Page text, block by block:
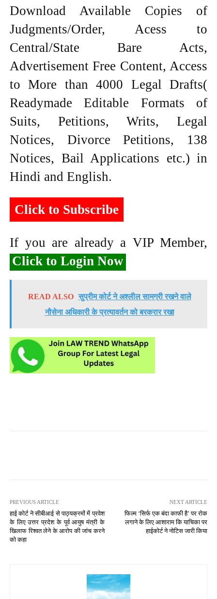
Download Available Copies of
Judgments/Order, Acess to
Central/State Bare Acts,
Advertisement Free Content, Access
to More than 4000 Legal Drafts(
Readymade Editable Formats of
Suits, Petitions, Writs, Legal
Notices, Divorce Petitions, 138
Notices, Bail Applications etc.) in
Hindi and English.
Click to Subscribe
If you are already a VIP Member,
Click to Login Now
READ ALSO सुप्रीम कोर्ट ने अश्लील सामग्री रखने वाले
नौसेना अधिकारी के प्रत्यावर्तन को बरकरार रखा
PREVIOUS ARTICLE
हाई कोर्ट ने सीबीआई से पाठ्यक्रमों में प्रवेश
के लिए उत्तर प्रदेश के पूर्व आयुष मंत्री के
खिलाफ रिश्वत लेने के आरोप की जांच करने
को कहा
NEXT ARTICLE
फिल्म ‘सिर्फ एक बंदा काफी है’ पर रोक
लगाने के लिए आशाराम कि याचिका पर
हाईकोर्ट ने नोटिस जारी किया